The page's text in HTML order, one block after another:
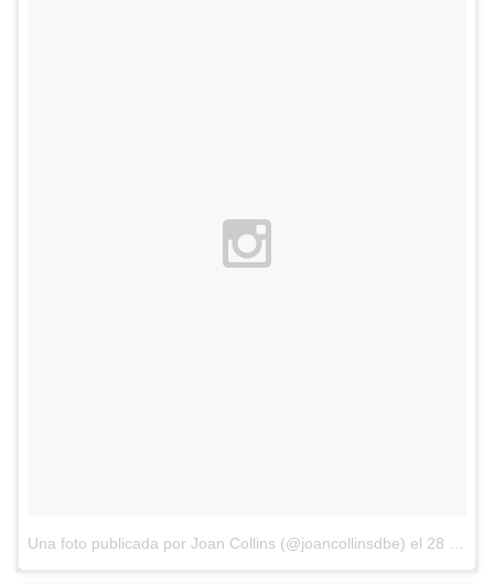
Una foto publicada por Joan Collins (@joancollinsdbe) el 28 de Mar de 2016 a la(s) 9:15 PDT